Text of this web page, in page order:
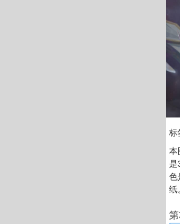
标
本
是
色
纸